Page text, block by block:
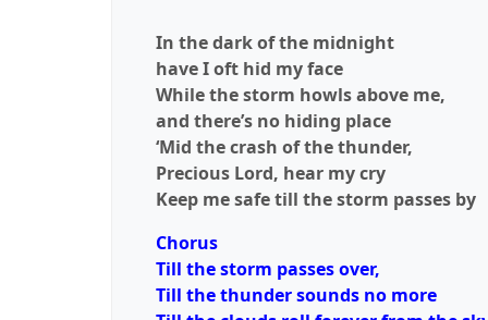
In the dark of the midnight
have I oft hid my face
While the storm howls above me,
and there’s no hiding place
‘Mid the crash of the thunder,
Precious Lord, hear my cry
Keep me safe till the storm passes by
Chorus
Till the storm passes over,
Till the thunder sounds no more